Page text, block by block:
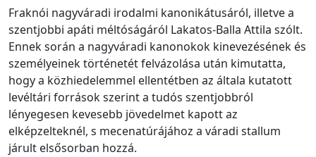
Fraknói nagyváradi irodalmi kanonikátusáról, illetve a
szentjobbi apáti méltóságáról Lakatos-Balla Attila szólt.
Ennek során a nagyváradi kanonokok kinevezésének és
személyeinek történetét felvázolása után kimutatta,
hogy a közhiedelemmel ellentétben az általa kutatott
levéltári források szerint a tudós szentjobbról
lényegesen kevesebb jövedelmet kapott az
elképzelteknél, s mecenatúrájához a váradi stallum
járult elsősorban hozzá.